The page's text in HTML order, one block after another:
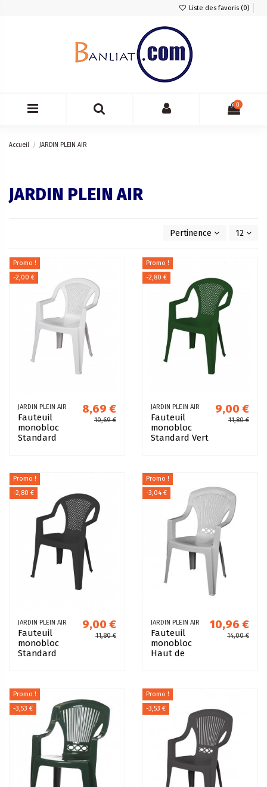
Liste des favoris (0)
0
Accueil JARDIN PLEIN AIR
JARDIN PLEIN AIR
Pertinence 12
Promo !
-2,00 €
JARDIN PLEIN AIR
Fauteuil
monobloc
Standard
8,69 €
10,69 €
Promo !
-2,80 €
JARDIN PLEIN AIR
Fauteuil
monobloc
Standard Vert
9,00 €
11,80 €
Promo !
-2,80 €
JARDIN PLEIN AIR
Fauteuil
monobloc
Standard
9,00 €
11,80 €
Promo !
-3,04 €
JARDIN PLEIN AIR
Fauteuil
monobloc
Haut de
10,96 €
14,00 €
Promo !
-3,53 €
Promo !
-3,53 €